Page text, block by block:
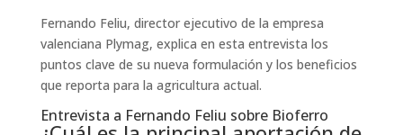
Fernando Feliu, director ejecutivo de la empresa
valenciana Plymag, explica en esta entrevista los
puntos clave de su nueva formulación y los beneficios
que reporta para la agricultura actual.
Entrevista a Fernando Feliu sobre Bioferro